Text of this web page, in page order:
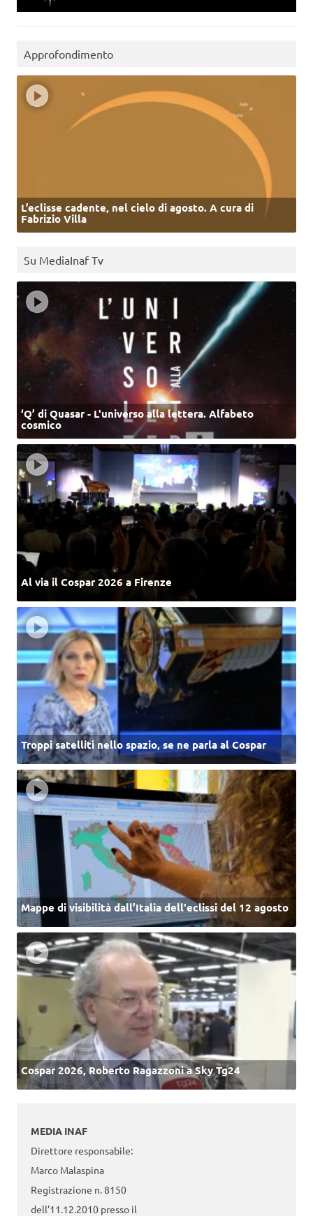
Approfondimento
L’eclisse cadente, nel cielo di agosto. A cura di
Fabrizio Villa
Su MediaInaf Tv
‘Q’ di Quasar - L'universo alla lettera. Alfabeto
cosmico
Al via il Cospar 2026 a Firenze
Troppi satelliti nello spazio, se ne parla al Cospar
Mappe di visibilità dall’Italia dell'eclissi del 12 agosto
Cospar 2026, Roberto Ragazzoni a Sky Tg24
MEDIA INAF
Direttore responsabile:
Marco Malaspina
Registrazione n. 8150
dell’11.12.2010 presso il